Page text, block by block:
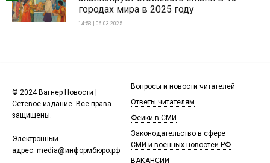
городах мира в 2025 году
14:53 | 06-03-2025
© 2024 Вагнер Новости |
Сетевое издание. Все права
защищены.
Электронный
адрес: media@информбюро.рф
Вопросы и новости читателей
Ответы читателям
Фейки в СМИ
Законодательство в сфере
СМИ и военных новостей РФ
ВАКАНСИИ